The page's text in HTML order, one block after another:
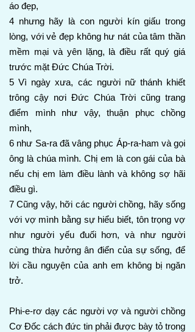
áo đẹp,
4 nhưng hãy là con người kín giấu trong
lòng, với vẻ đẹp không hư nát của tâm thần
mềm mại và yên lặng, là điều rất quý giá
trước mặt Đức Chúa Trời.
5 Vì ngày xưa, các người nữ thánh khiết
trông cậy nơi Đức Chúa Trời cũng trang
điểm mình như vậy, thuận phục chồng
mình,
6 như Sa-ra đã vâng phục Áp-ra-ham và gọi
ông là chúa mình. Chị em là con gái của bà
nếu chị em làm điều lành và không sợ hãi
điều gì.
7 Cũng vậy, hỡi các người chồng, hãy sống
với vợ mình bằng sự hiểu biết, tôn trọng vợ
như người yếu đuối hơn, và như người
cùng thừa hưởng ân điển của sự sống, để
lời cầu nguyện của anh em không bị ngăn
trở.
Phi-e-rơ dạy các người vợ và người chồng
Cơ Đốc cách đức tin phải được bày tỏ trong